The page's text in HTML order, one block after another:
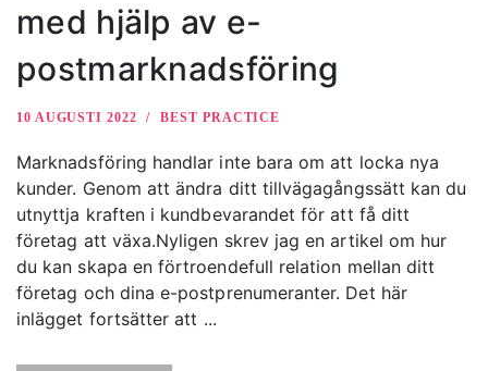
med hjälp av e-
postmarknadsföring
10 AUGUSTI 2022 BEST PRACTICE
Marknadsföring handlar inte bara om att locka nya
kunder. Genom att ändra ditt tillvägagångssätt kan du
utnyttja kraften i kundbevarandet för att få ditt
företag att växa.Nyligen skrev jag en artikel om hur
du kan skapa en förtroendefull relation mellan ditt
företag och dina e-postprenumeranter. Det här
inlägget fortsätter att ...